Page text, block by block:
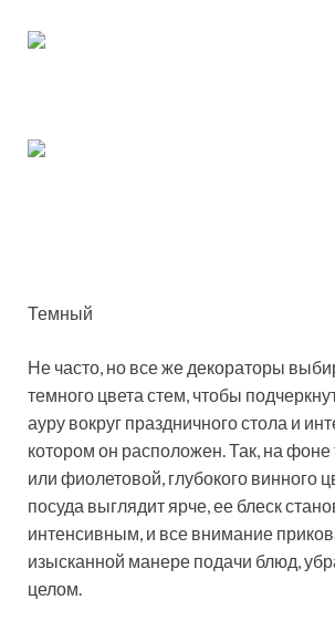
Темный
Не часто, но все же декораторы
темного цвета стем, чтобы
ауру вокруг праздничного стола и
котором он расположен. Так, на
или фиолетовой, глубокого винного
посуда выглядит ярче, ее блеск
интенсивным, и все внимание
изысканной манере подачи блюд,
целом.